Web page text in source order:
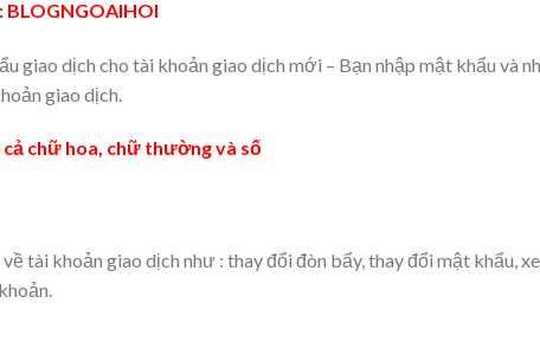
BLOGNGOAIHOI
giao dịch cho tài khoản giao dịch mới – Bạn nhập mật khẩu và
giao dịch.
chữ hoa, chữ thường và số
tài khoản giao dịch như : thay đổi đòn bẩy, thay đổi mật khẩu,